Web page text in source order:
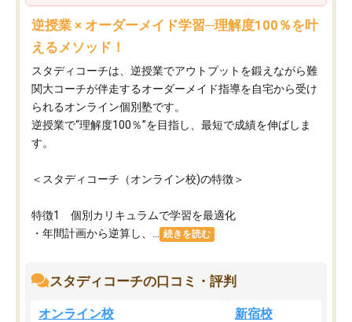
逆授業 × オーダーメイド学習─理解度100％を叶
えるメソッド！
スタディコーチは、逆授業でアウトプットを鍛えながら難
関大コーチが伴走するオーダーメイド指導を自宅から受け
られるオンライン個別塾です。
逆授業で“理解度100％”を目指し、最短で成績を伸ばしま
す。
＜スタディコーチ（オンライン校)の特徴＞
特徴1 個別カリキュラムで学習を最適化
・年間計画から逆算し、...
続きを読む
スタディコーチの口コミ・評判
オンライン校 新宿校